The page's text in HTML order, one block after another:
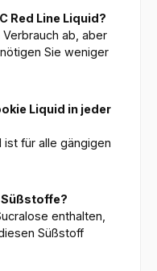
Red Line Liquid?
ab, aber
Sie weniger
Liquid in jeder
für alle gängigen
enthalten,
Süßstoff